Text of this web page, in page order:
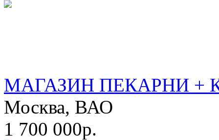
МАГАЗИН ПЕКАРНИ +
Москва, ВАО
1 700 000р.